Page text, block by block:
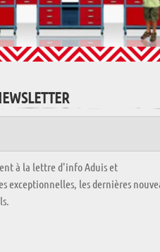
à la lettre d'info Aduis et
exceptionnelles, les dernières